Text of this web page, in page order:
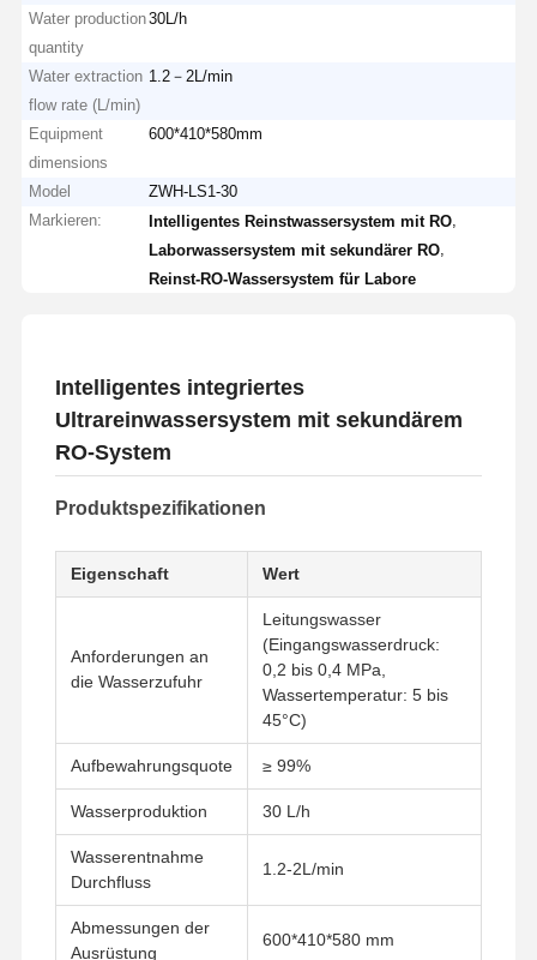
Water production
quantity
30L/h
Water extraction
flow rate (L/min)
1.2－2L/min
Equipment
dimensions
600*410*580mm
Model
ZWH-LS1-30
Markieren:
Intelligentes Reinstwassersystem mit RO
Laborwassersystem mit sekundärer RO
Reinst-RO-Wassersystem für Labore
Intelligentes integriertes
Ultrareinwassersystem mit sekundärem
RO-System
Produktspezifikationen
Eigenschaft Wert
Anforderungen an
die Wasserzufuhr
Leitungswasser
(Eingangswasserdruck:
0,2 bis 0,4 MPa,
Wassertemperatur: 5 bis
45°C)
Aufbewahrungsquote ≥ 99%
Wasserproduktion 30 L/h
Wasserentnahme
Durchfluss
1.2-2L/min
Abmessungen der
Ausrüstung
600*410*580 mm